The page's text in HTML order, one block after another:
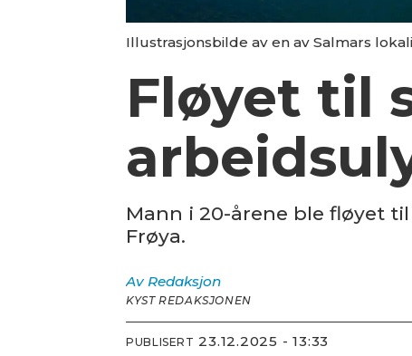
Illustrasjonsbilde av en av Salmars
Fløyet til
Mann i 20-årene ble fløyet
Frøya.
Av Redaksjon
KYST REDAKSJONEN
PUBLISERT 23.12.2025 - 13:33